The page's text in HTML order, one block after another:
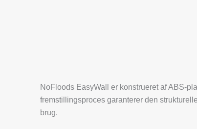
NoFloods EasyWall er konstrueret af ABS-
fremstillingsproces garanterer den
brug.